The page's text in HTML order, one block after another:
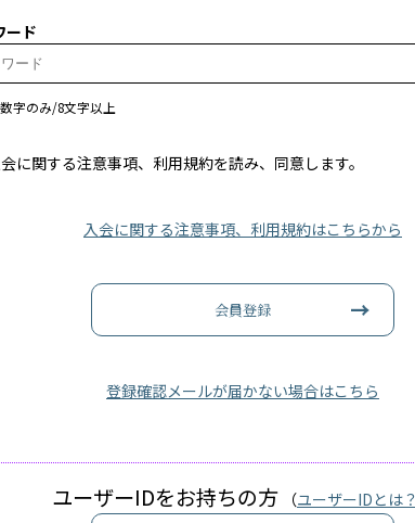
ード
字のみ/8文字以上
に関する注意事項、利用規約を読み、同意します。
入会に関する注意事項、利用規約はこちらから
会員登録
登録確認メールが届かない場合はこちら
ユーザーIDをお持ちの方 （ユーザーIDとは？